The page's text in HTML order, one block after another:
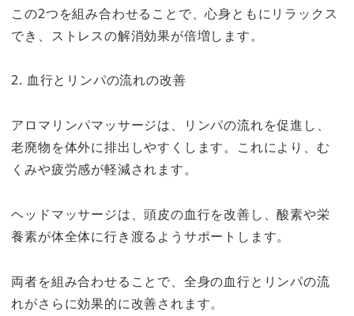
この2つを組み合わせることで、心身ともにリラックス
でき、ストレスの解消効果が倍増します。
2. 血行とリンパの流れの改善
アロマリンパマッサージは、リンパの流れを促進し、
老廃物を体外に排出しやすくします。これにより、む
くみや疲労感が軽減されます。
ヘッドマッサージは、頭皮の血行を改善し、酸素や栄
養素が体全体に行き渡るようサポートします。
両者を組み合わせることで、全身の血行とリンパの流
れがさらに効果的に改善されます。